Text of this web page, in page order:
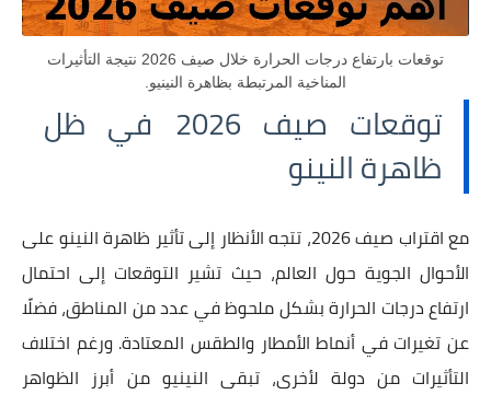
توقعات بارتفاع درجات الحرارة خلال صيف 2026 نتيجة التأثيرات
المناخية المرتبطة بظاهرة النينيو.
توقعات صيف 2026 في ظل
ظاهرة النينو
مع اقتراب صيف 2026، تتجه الأنظار إلى تأثير ظاهرة النينو على
الأحوال الجوية حول العالم، حيث تشير التوقعات إلى احتمال
ارتفاع درجات الحرارة بشكل ملحوظ في عدد من المناطق، فضلًا
عن تغيرات في أنماط الأمطار والطقس المعتادة. ورغم اختلاف
التأثيرات من دولة لأخرى، تبقى النينيو من أبرز الظواهر